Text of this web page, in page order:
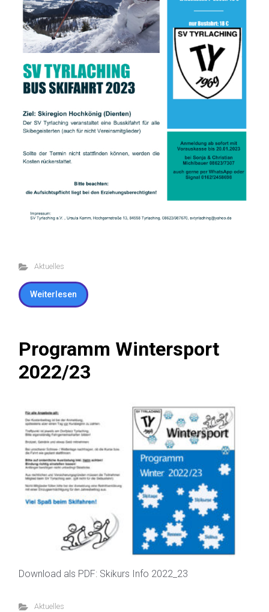
Aktuelles
Weiterlesen
Programm Wintersport
2022/23
Download als PDF: Skikurs Info 2022_23
Aktuelles